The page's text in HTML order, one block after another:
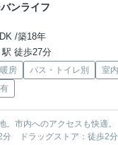
ンライフ
/築18年
徒歩27分
房 バス・トイレ別
室
。市内へのアクセスも快適
ドラッグストア：徒歩2